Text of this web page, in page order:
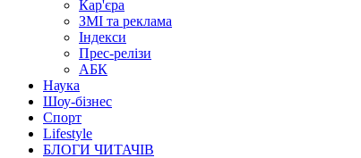
Кар'єра
ЗМІ та реклама
Індекси
Прес-релізи
АБК
Наука
Шоу-бізнес
Спорт
Lifestyle
БЛОГИ ЧИТАЧІВ